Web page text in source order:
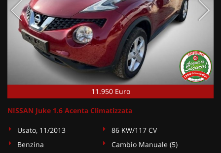
11.950 Euro
NISSAN Juke 1.6 Acenta Climatizzata
Usato, 11/2013
86 KW/117 CV
Benzina
Cambio Manuale (5)